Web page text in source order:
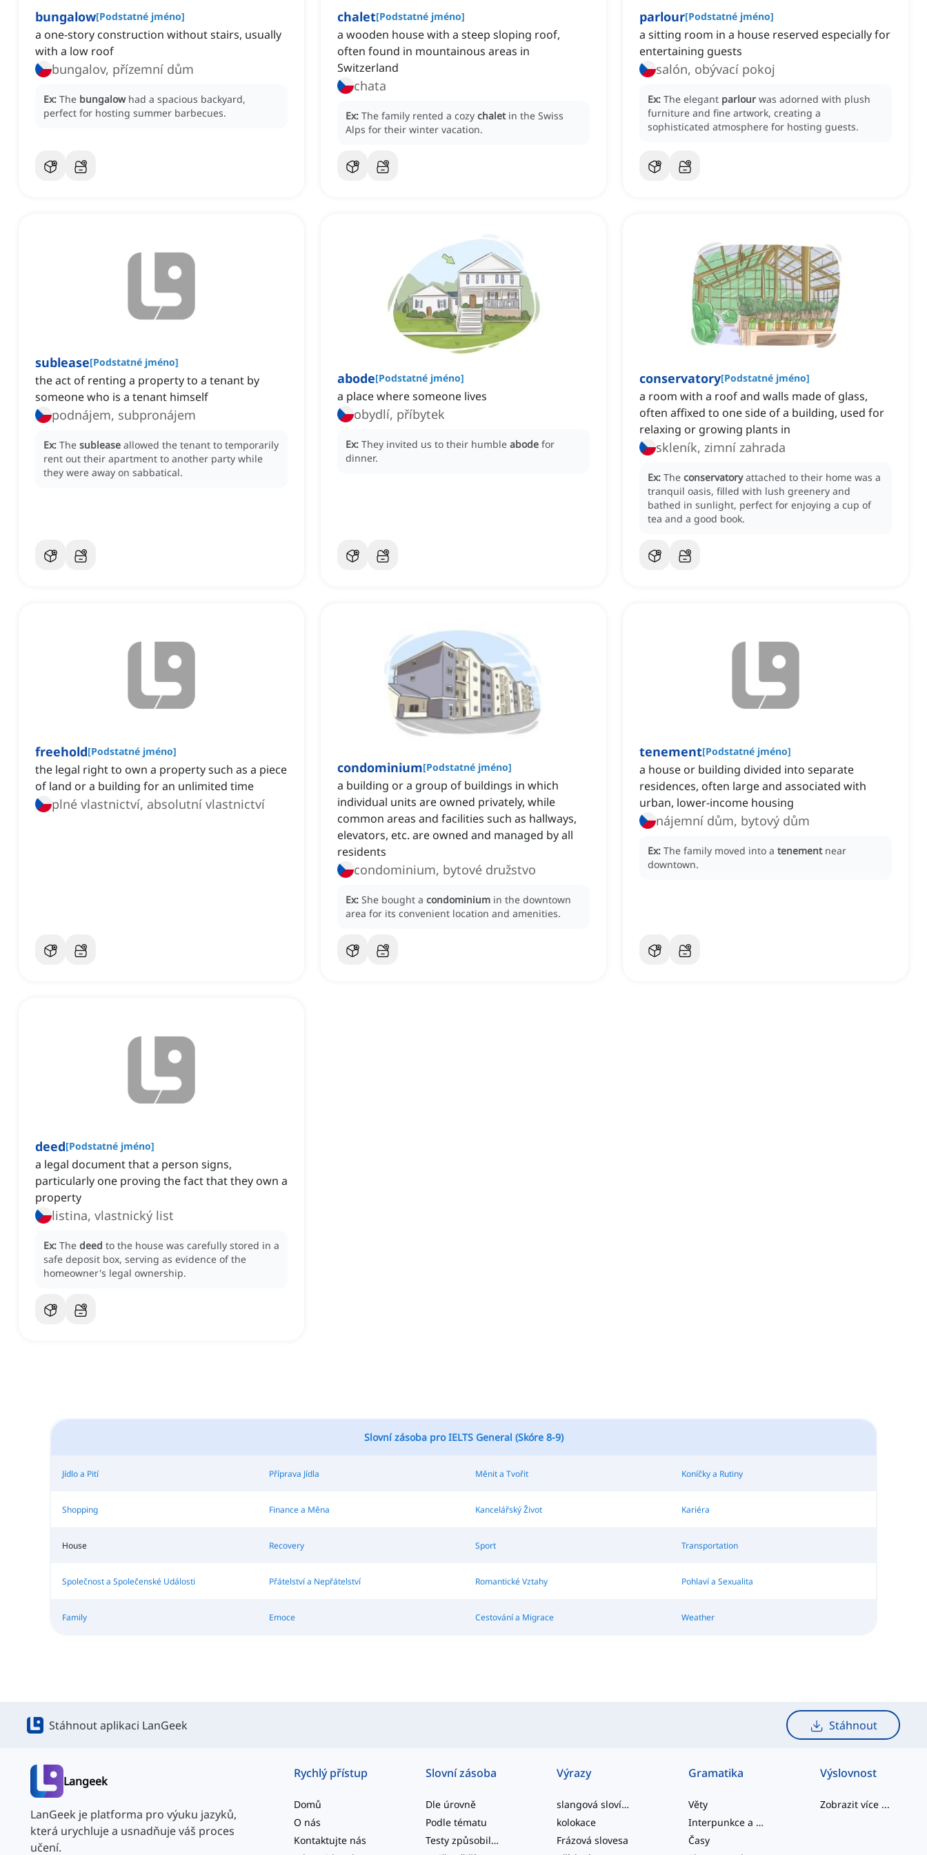
bungalow[Podstatné jméno]
a one-story construction without stairs, usually
with a low roof
bungalov, přízemní dům
Ex: The bungalow had a spacious backyard,
perfect for hosting summer barbecues.
chalet[Podstatné jméno]
a wooden house with a steep sloping roof,
often found in mountainous areas in
Switzerland
chata
Ex: The family rented a cozy chalet in the Swiss
Alps for their winter vacation.
parlour[Podstatné jméno]
a sitting room in a house reserved especially for
entertaining guests
salón, obývací pokoj
Ex: The elegant parlour was adorned with plush
furniture and fine artwork, creating a
sophisticated atmosphere for hosting guests.
sublease[Podstatné jméno]
the act of renting a property to a tenant by
someone who is a tenant himself
podnájem, subpronájem
Ex: The sublease allowed the tenant to temporarily
rent out their apartment to another party while
they were away on sabbatical.
abode[Podstatné jméno]
a place where someone lives
obydlí, příbytek
Ex: They invited us to their humble abode for
dinner.
conservatory[Podstatné jméno]
a room with a roof and walls made of glass,
often affixed to one side of a building, used for
relaxing or growing plants in
skleník, zimní zahrada
Ex: The conservatory attached to their home was a
tranquil oasis, filled with lush greenery and
bathed in sunlight, perfect for enjoying a cup of
tea and a good book.
freehold[Podstatné jméno]
the legal right to own a property such as a piece
of land or a building for an unlimited time
plné vlastnictví, absolutní vlastnictví
condominium[Podstatné jméno]
a building or a group of buildings in which
individual units are owned privately, while
common areas and facilities such as hallways,
elevators, etc. are owned and managed by all
residents
condominium, bytové družstvo
Ex: She bought a condominium in the downtown
area for its convenient location and amenities.
tenement[Podstatné jméno]
a house or building divided into separate
residences, often large and associated with
urban, lower-income housing
nájemní dům, bytový dům
Ex: The family moved into a tenement near
downtown.
deed[Podstatné jméno]
a legal document that a person signs,
particularly one proving the fact that they own a
property
listina, vlastnický list
Ex: The deed to the house was carefully stored in a
safe deposit box, serving as evidence of the
homeowner's legal ownership.
Slovní zásoba pro IELTS General (Skóre 8-9)
Jídlo a Pití Příprava Jídla Měnit a Tvořit Koníčky a Rutiny
Shopping Finance a Měna Kancelářský Život Kariéra
House Recovery Sport Transportation
Společnost a Společenské Události Přátelství a Nepřátelství Romantické Vztahy Pohlaví a Sexualita
Family Emoce Cestování a Migrace Weather
Stáhnout aplikaci LanGeek Stáhnout
Langeek
LanGeek je platforma pro výuku jazyků,
která urychluje a usnadňuje váš proces
učení.
Rychlý přístup
Domů
O nás
Kontaktujte nás
Slovní zásoba
Dle úrovně
Podle tématu
Testy způsobilosti
Výrazy
slangová slovíčka
kolokace
Frázová slovesa
Gramatika
Věty
Interpunkce a Pravopis
Časy
Výslovnost
Zobrazit více ...